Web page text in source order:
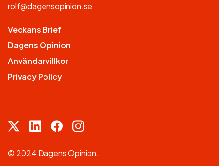
rolf@dagensopinion.se
Veckans Brief
Dagens Opinion
Användarvillkor
Privacy Policy
© 2024 Dagens Opinion.